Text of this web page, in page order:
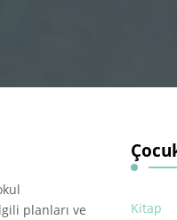
planları ve
Kitap